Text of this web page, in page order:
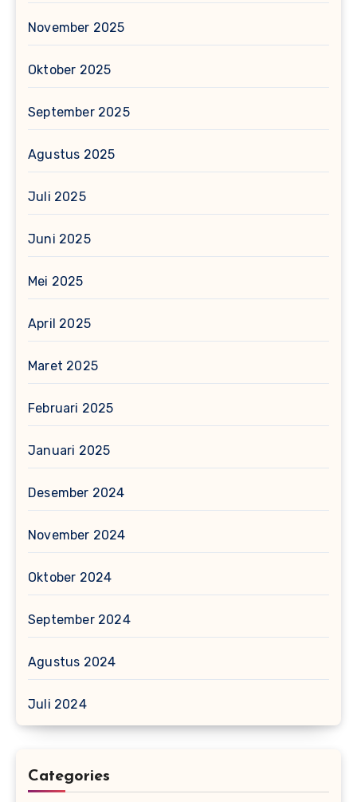
November 2025
Oktober 2025
September 2025
Agustus 2025
Juli 2025
Juni 2025
Mei 2025
April 2025
Maret 2025
Februari 2025
Januari 2025
Desember 2024
November 2024
Oktober 2024
September 2024
Agustus 2024
Juli 2024
Categories